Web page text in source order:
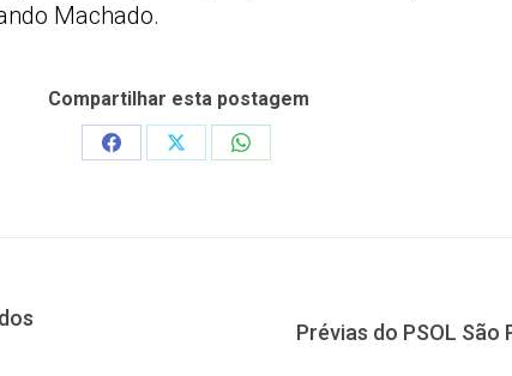
Machado.
Compartilhar esta postagem
Share
Share
Share
PróximoPrévias do PSOL